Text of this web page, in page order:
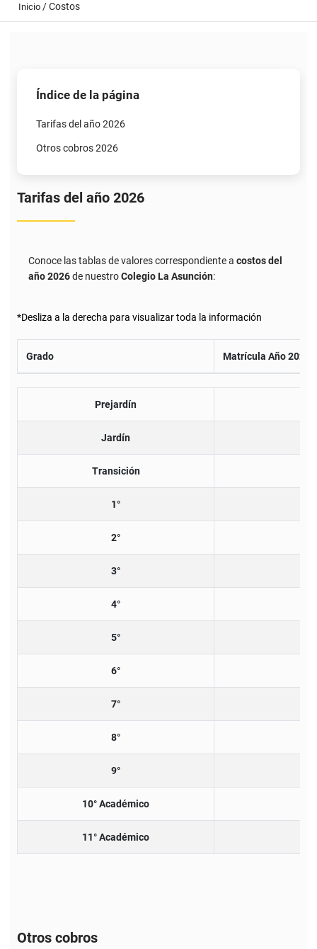
Inicio /Costos
Índice de la página
Tarifas del año 2026
Otros cobros 2026
Tarifas del año 2026
Conoce las tablas de valores correspondiente a costos del
año 2026de nuestroColegio La Asunción:
*Desliza a la derecha para visualizar toda la información
Grado Matrícula Año 2026
Prejardín
Jardín
Transición
1°
2°
3°
4°
5°
6°
7°
8°
9°
10° Académico
11° Académico
Otros cobros